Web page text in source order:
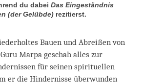
du dabei Das Eingeständnis
(der Gelübde) rezitierst.
Bauen und Abreißen von
Marpa geschah alles zur
für seinen spirituellen
er die Hindernisse überwunden